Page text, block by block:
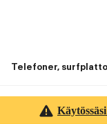
Telefoner,